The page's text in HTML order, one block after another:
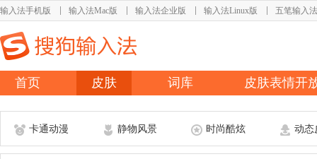
输入法手机版 输入法Mac版 输入法企业版 输入法Linux版 五笔输入法
首页 皮肤 词库 皮肤表情开
卡通动漫 静物风景 时尚酷炫 动态